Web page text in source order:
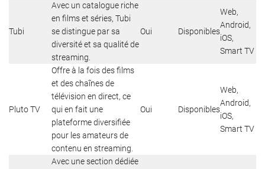
Tubi
Avec un catalogue riche
en films et séries, Tubi
se distingue par sa
diversité et sa qualité de
streaming.
Oui Disponibles
Web,
Android,
iOS,
Smart TV
Pluto TV
Offre à la fois des films
et des chaînes de
télévision en direct, ce
qui en fait une
plateforme diversifiée
pour les amateurs de
contenu en streaming.
Oui Disponibles
Web,
Android,
iOS,
Smart TV
Avec une section dédiée